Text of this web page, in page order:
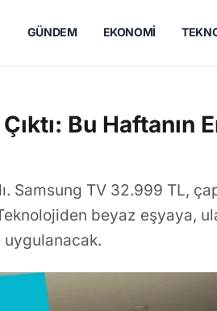
GÜNDEM EKONOMI
Bu Haftanın
Samsung TV 32.999 TL,
beyaz eşyaya,